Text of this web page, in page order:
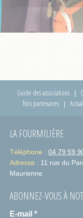
Guide des associations
Nos partenaires
LA FOURMILIÈRE
Téléphone : 04 79 59
Adresse : 11 rue du
Maurienne
ABONNEZ-VOUS À
E-mail *